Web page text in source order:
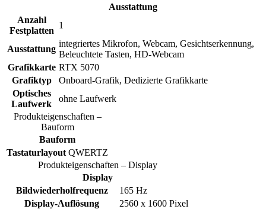
Ausstattung
Anzahl
Festplatten
1
Ausstattung
integriertes Mikrofon, Webcam, Gesichtserkennung,
Beleuchtete Tasten, HD-Webcam
Grafikkarte RTX 5070
Grafiktyp
Onboard-Grafik, Dedizierte Grafikkarte
Optisches
Laufwerk
ohne Laufwerk
Produkteigenschaften –
Bauform
Bauform
Tastaturlayout QWERTZ
Produkteigenschaften – Display
Display
Bildwiederholfrequenz
165 Hz
Display-Auflösung
2560 x 1600 Pixel